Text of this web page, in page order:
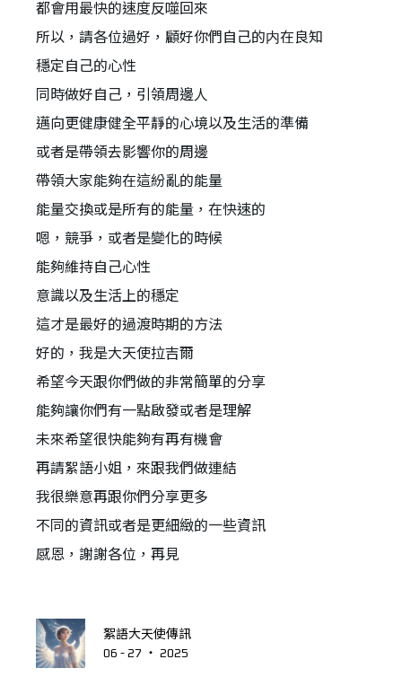
絮語大天使傳訊
06 - 27 ‧ 2025
都會用最快的速度反噬回來
所以，請各位過好，顧好你們自己的内在良知
穩定自己的心性
同時做好自己，引領周邊人
邁向更健康健全平靜的心境以及生活的準備
或者是帶領去影響你的周邊
帶領大家能夠在這紛亂的能量
能量交換或是所有的能量，在快速的
嗯，競爭，或者是變化的時候
能夠維持自己心性
意識以及生活上的穩定
這才是最好的過渡時期的方法
好的，我是大天使拉吉爾
希望今天跟你們做的非常簡單的分享
能夠讓你們有一點啟發或者是理解
未來希望很快能夠有再有機會
再請絮語小姐，來跟我們做連結
我很樂意再跟你們分享更多
不同的資訊或者是更細緻的一些資訊
感恩，謝謝各位，再見